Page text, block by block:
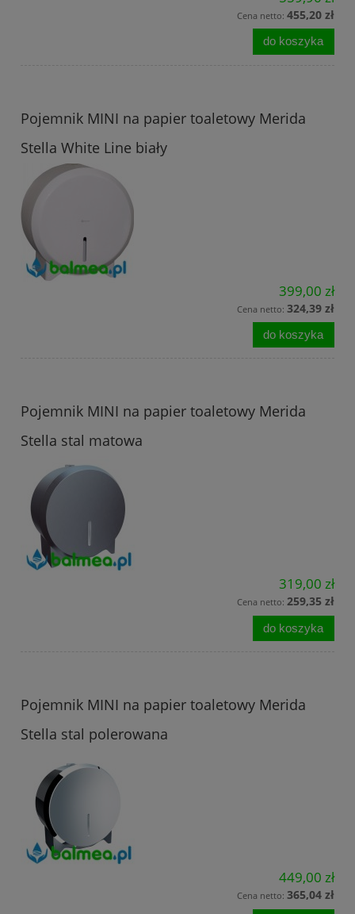
Cena netto: 455,20 zł
do koszyka
Pojemnik MINI na papier toaletowy Merida
Stella White Line biały
399,00 zł
Cena netto: 324,39 zł
do koszyka
Pojemnik MINI na papier toaletowy Merida
Stella stal matowa
319,00 zł
Cena netto: 259,35 zł
do koszyka
Pojemnik MINI na papier toaletowy Merida
Stella stal polerowana
449,00 zł
Cena netto: 365,04 zł